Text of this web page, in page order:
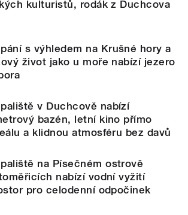
kulturistů, rodák z Duchcova
s výhledem na Krušné hory a
život jako u moře nabízí jezero
v Duchcově nabízí
bazén, letní kino přímo
a klidnou atmosféru bez davů
na Písečném ostrově
nabízí vodní vyžití
pro celodenní odpočinek